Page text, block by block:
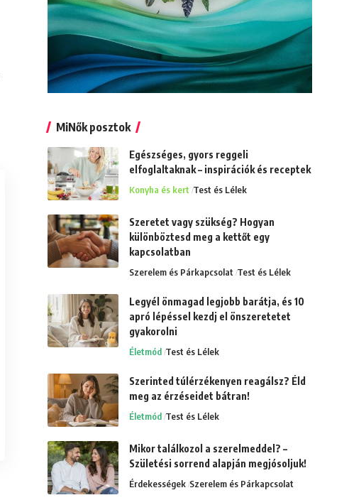
MiNők posztok
Egészséges, gyors reggeli
elfoglaltaknak – inspirációk és receptek
Konyha és kert Test és Lélek
Szeretet vagy szükség? Hogyan
különböztesd meg a kettőt egy
kapcsolatban
Szerelem és Párkapcsolat Test és Lélek
Legyél önmagad legjobb barátja, és 10
apró lépéssel kezdj el önszeretetet
gyakorolni
Életmód Test és Lélek
Szerinted túlérzékenyen reagálsz? Éld
meg az érzéseidet bátran!
Életmód Test és Lélek
Mikor találkozol a szerelmeddel? –
Születési sorrend alapján megjósoljuk!
Érdekességek Szerelem és Párkapcsolat